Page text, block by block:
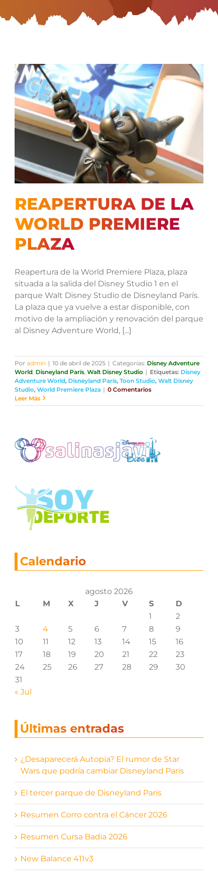
REAPERTURA DE LA
WORLD PREMIERE
PLAZA
Reapertura de la World Premiere Plaza, plaza
situada a la salida del Disney Studio 1 en el
parque Walt Disney Studio de Disneyland París.
La plaza que ya vuelve a estar disponible, con
motivo de la ampliación y renovación del parque
al Disney Adventure World, [...]
Por admin | 10 de abril de 2025 | Categorías: Disney Adventure
World, Disneyland París, Walt Disney Studio | Etiquetas: Disney
Adventure World, Disneyland París, Toon Studio, Walt Disney
Studio, World Premiere Plaza | 0 Comentarios
Leer Más
Calendario
agosto 2026
L
M X J V S
D
1
2
3
4 5 6 7 8
9
10
11 12 13 14 15
16
17
18 19 20 21 22
23
24
25 26 27 28 29
30
31
« Jul
Últimas entradas
¿Desaparecerá Autopia? El rumor de Star
Wars que podría cambiar Disneyland París
El tercer parque de Disneyland Paris
Resumen Corro contra el Cáncer 2026
Resumen Cursa Badia 2026
New Balance 411v3